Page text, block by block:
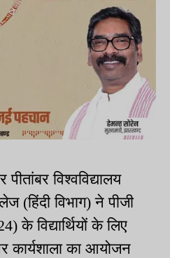
पीतांबर विश्वविद्यालय
(हिंदी विभाग) ने पीजी
के विद्यार्थियों के लिए
का आयोजन